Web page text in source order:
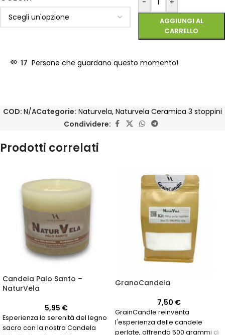
- +
AGGIUNGI AL
CARRELLO
17 Persone che guardano questo momento!
COD: N/ACategorie: Naturvela, Naturvela Ceramica 3 stoppini
Condividere:
Prodotti correlati
Candela Palo Santo –
NaturVela
5,95 €
Esperienza la serenità del legno
sacro con la nostra Candela
GranoCandela
7,50 €
GrainCandle reinventa
l'esperienza delle candele
perlate, offrendo 500 grammi di